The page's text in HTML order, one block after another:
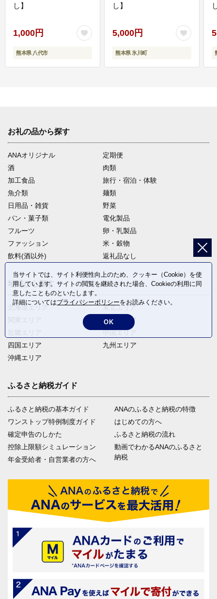
し】
1,000円
熊本県 八代市
し】
5,000円
熊本県 氷川町
お礼の品から探す
ANAオリジナル
定期便
酒
肉類
加工食品
旅行・宿泊・体験
魚介類
麺類
日用品・雑貨
野菜
パン・菓子類
電化製品
フルーツ
卵・乳製品
ファッション
米・穀物
飲料(酒以外)
返礼品なし
地域から探す
北海道エリア
四国エリア
沖縄エリア
東北エリア
中部エリア
中国エリア
九州エリア
ふるさと納税ガイド
ふるさと納税の基本ガイド
ワンストップ特例制度ガイド
確定申告のしかた
控除上限額シミュレーション
年金受給者・自営業者の方へ
ANAのふるさと納税の特徴
はじめての方へ
ふるさと納税の流れ
動画でわかるANAのふるさと
納税
当サイトでは、サイト利便性向上のため、クッキー（Cookie）を使
用しています。サイトの閲覧を継続された場合、Cookieの利用に同
意したことものといたします。
詳細についてはプライバシーポリシーをお読みください。
OK